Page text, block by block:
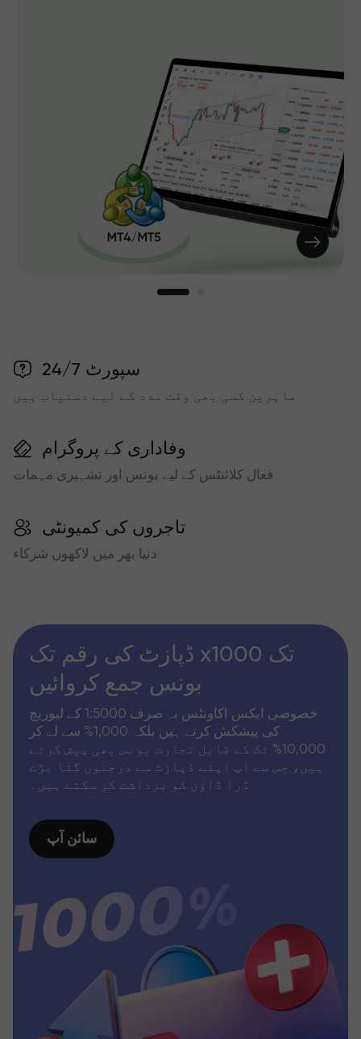
سپورٹ 24/7
ماہرین کسی بھی وقت مدد کے لیے دستیاب ہیں
وفاداری کے پروگرام
فعال کلائنٹس کے لیے بونس اور تشہیری مہمات
تاجروں کی کمیونٹی
دنیا بھر میں لاکھوں شرکاء
ڈپازٹ کی رقم تک x1000 تک
بونس جمع کروائیں
خصوصی ایکس اکاونٹس نہ صرف 1:5000 کے لیوریج
کی پیشکش کرتے ہیں بلکہ 1,000% سے لے کر
10,000% تک کے قابل تجارت بونس بھی پیش کرتے
ہیں، جس سے آپ اپنے ڈپازٹ سے درجنوں گنا بڑے
ڈرا ڈاؤن کو برداشت کر سکتے ہیں۔
سائن آپ